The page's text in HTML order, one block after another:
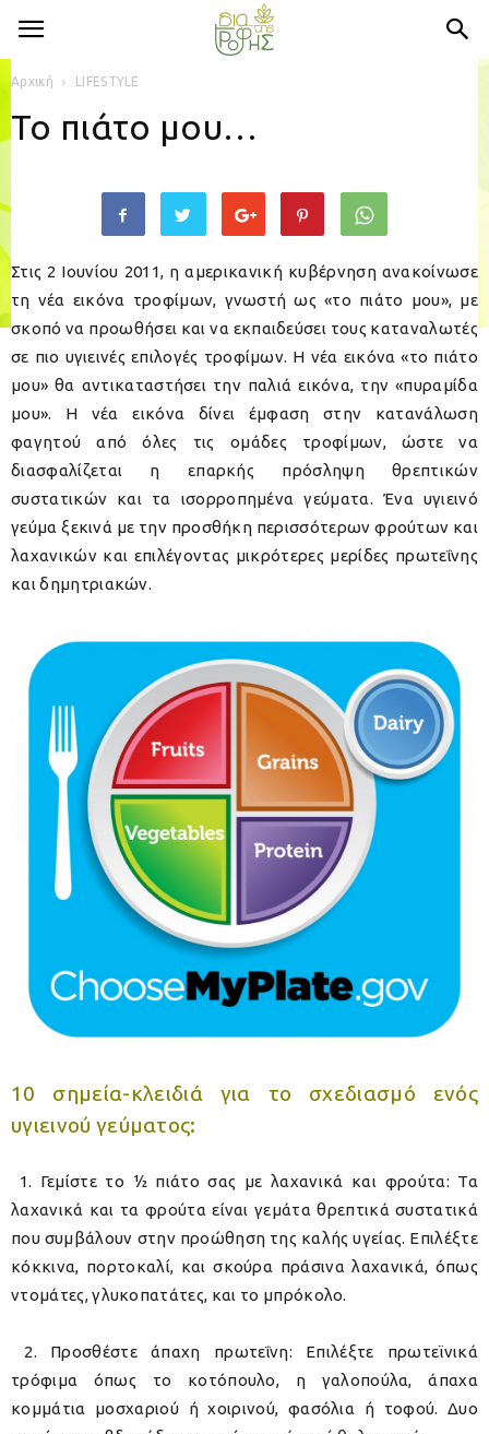
Αρχική LIFESTYLE
Το πιάτο μου…
Στις 2 Ιουνίου 2011, η αμερικανική κυβέρνηση ανακοίνωσε
τη νέα εικόνα τροφίμων, γνωστή ως «το πιάτο μου», με
σκοπό να προωθήσει και να εκπαιδεύσει τους καταναλωτές
σε πιο υγιεινές επιλογές τροφίμων. Η νέα εικόνα «το πιάτο
μου» θα αντικαταστήσει την παλιά εικόνα, την «πυραμίδα
μου». Η νέα εικόνα δίνει έμφαση στην κατανάλωση
φαγητού από όλες τις ομάδες τροφίμων, ώστε να
διασφαλίζεται η επαρκής πρόσληψη θρεπτικών
συστατικών και τα ισορροπημένα γεύματα. Ένα υγιεινό
γεύμα ξεκινά με την προσθήκη περισσότερων φρούτων και
λαχανικών και επιλέγοντας μικρότερες μερίδες πρωτεΐνης
και δημητριακών.
10 σημεία-κλειδιά για το σχεδιασμό ενός
υγιεινού γεύματος:
1. Γεμίστε το ½ πιάτο σας με λαχανικά και φρούτα: Τα
λαχανικά και τα φρούτα είναι γεμάτα θρεπτικά συστατικά
που συμβάλουν στην προώθηση της καλής υγείας. Επιλέξτε
κόκκινα, πορτοκαλί, και σκούρα πράσινα λαχανικά, όπως
ντομάτες, γλυκοπατάτες, και το μπρόκολο.
2. Προσθέστε άπαχη πρωτεΐνη: Επιλέξτε πρωτεϊνικά
τρόφιμα όπως το κοτόπουλο, η γαλοπούλα, άπαχα
κομμάτια μοσχαριού ή χοιρινού, φασόλια ή τοφού. Δυο